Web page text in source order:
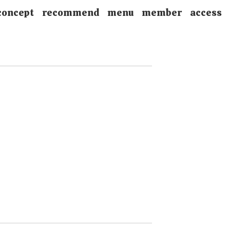
recommend menu member access